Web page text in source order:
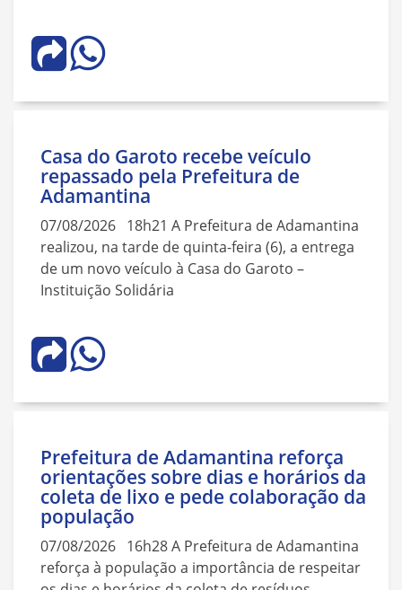
Casa do Garoto recebe veículo
repassado pela Prefeitura de
Adamantina
07/08/2026 18h21 A Prefeitura de Adamantina
realizou, na tarde de quinta-feira (6), a entrega
de um novo veículo à Casa do Garoto –
Instituição Solidária
Prefeitura de Adamantina reforça
orientações sobre dias e horários da
coleta de lixo e pede colaboração da
população
07/08/2026 16h28 A Prefeitura de Adamantina
reforça à população a importância de respeitar